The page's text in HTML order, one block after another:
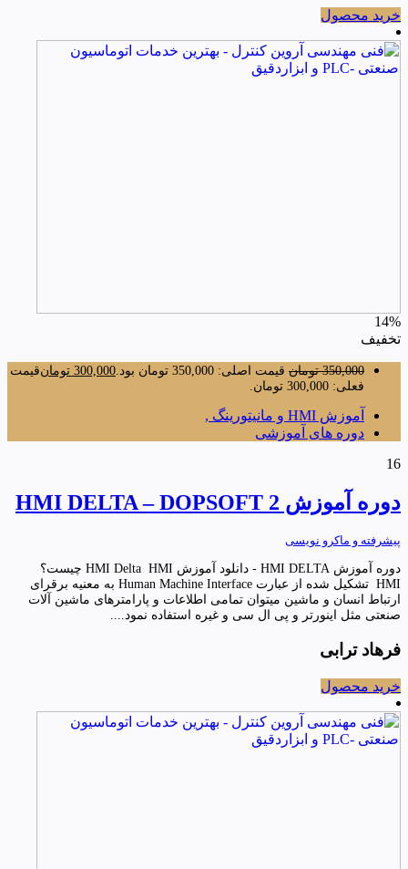
خرید محصول
14%
تخفیف
350,000 تومان قیمت اصلی: 350,000 تومان بود. 300,000 تومانقیمت
فعلی: 300,000 تومان.
آموزش HMI و مانیتورینگ ,
دوره های آموزشی
16
دوره آموزش HMI DELTA – DOPSOFT 2
پیشرفته و ماکرو نویسی
دوره آموزش HMI DELTA - دانلود آموزش HMI Delta HMI چیست؟
HMI تشکیل شده از عبارت Human Machine Interface به معنیه برقرای
ارتباط انسان و ماشین میتوان تمامی اطلاعات و پارامترهای ماشین آلات
صنعتی مثل اینورتر و پی ال سی و غیره استفاده نمود....
فرهاد ترابی
خرید محصول